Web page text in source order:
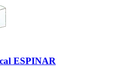
ESPINAR